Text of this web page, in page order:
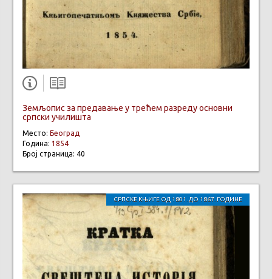
Земљопис за предавање у трећем разреду основни
српски училишта
Место: Београд
Година: 1854
Број страница: 40
СРПСКЕ КЊИГЕ ОД 1801. ДО 1867. ГОДИНЕ